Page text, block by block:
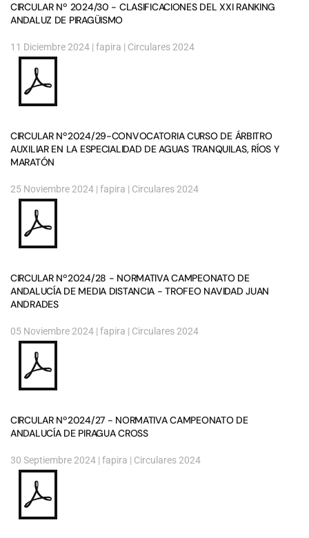
CIRCULAR Nº 2024/30 - CLASIFICACIONES DEL XXI RANKING
ANDALUZ DE PIRAGÜISMO
11 Diciembre 2024 | fapira | Circulares 2024
CIRCULAR Nº2024/29-CONVOCATORIA CURSO DE ÁRBITRO
AUXILIAR EN LA ESPECIALIDAD DE AGUAS TRANQUILAS, RÍOS Y
MARATÓN
25 Noviembre 2024 | fapira | Circulares 2024
CIRCULAR Nº2024/28 - NORMATIVA CAMPEONATO DE
ANDALUCÍA DE MEDIA DISTANCIA - TROFEO NAVIDAD JUAN
ANDRADES
05 Noviembre 2024 | fapira | Circulares 2024
CIRCULAR Nº2024/27 - NORMATIVA CAMPEONATO DE
ANDALUCÍA DE PIRAGUA CROSS
30 Septiembre 2024 | fapira | Circulares 2024